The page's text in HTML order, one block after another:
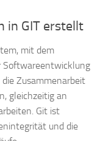
in GIT erstellt
mit dem
Softwareentwicklung
Zusammenarbeit
gleichzeitig an
Git ist
und die